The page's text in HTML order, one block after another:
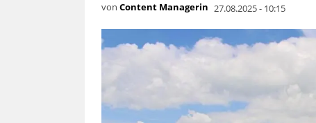
von Content Managerin 27.08.2025 - 10:15